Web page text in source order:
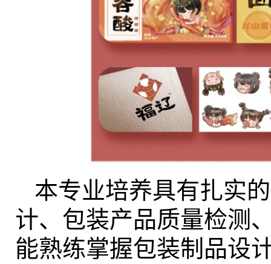
本专业培养具有扎实
计、包装产品质量检测
能熟练掌握包装制品设